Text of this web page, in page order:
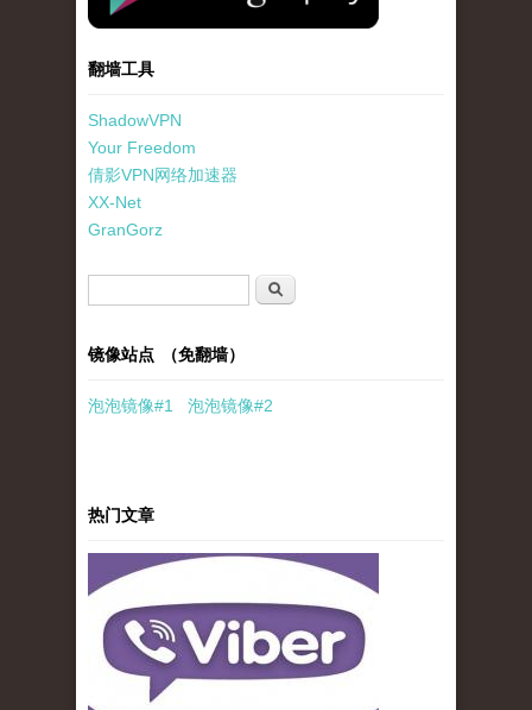
翻墙工具
ShadowVPN
Your Freedom
倩影VPN网络加速器
XX-Net
GranGorz
搜索
镜像站点 （免翻墙）
泡泡镜像#1 泡泡镜像#2
热门文章